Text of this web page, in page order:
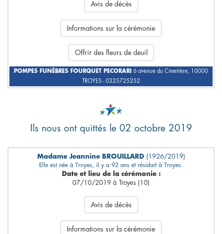
Avis de décès
Informations sur la cérémonie
Offrir des fleurs de deuil
POMPES FUNÈBRES FOURQUET PECORARI
6 avenue du Cimetière, 10000
TROYES - 0325725252
Ils nous ont quittés le 02 octobre 2019
Madame Jeannine BROUILLARD (1926/2019)
Elle est née à Troyes, il y a 92 ans et résidait à Troyes.
Date et lieu de la cérémonie :
07/10/2019 à Troyes (10)
Avis de décès
Informations sur la cérémonie